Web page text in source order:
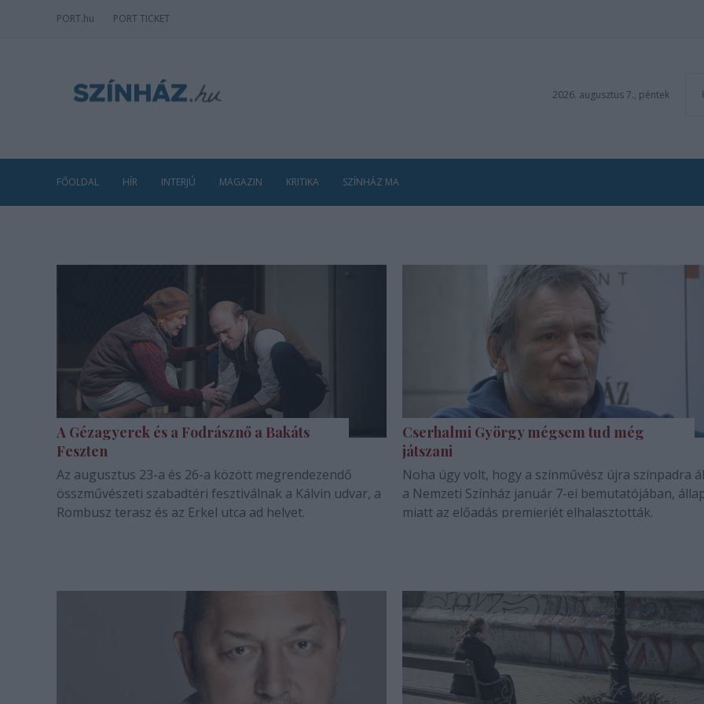
PORT.hu PORT TICKET
2026. augusztus 7., péntek
FŐOLDAL HÍR INTERJÚ MAGAZIN KRITIKA SZÍNHÁZ MA
A Gézagyerek és a Fodrásznő a Bakáts
Feszten
Az augusztus 23-a és 26-a között megrendezendő
összművészeti szabadtéri fesztiválnak a Kálvin udvar, a
Rombusz terasz és az Erkel utca ad helyet.
Cserhalmi György mégsem tud még
játszani
Noha úgy volt, hogy a színművész újra színpadra
a Nemzeti Színház január 7-ei bemutatójában,
miatt az előadás premierjét elhalasztották.